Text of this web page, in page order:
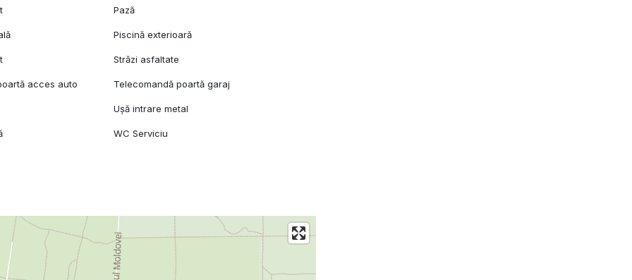
Pază
Piscină exterioară
Străzi asfaltate
acces auto Telecomandă poartă garaj
Ușă intrare metal
WC Serviciu